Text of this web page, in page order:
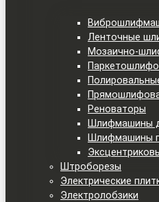
Ленточные
Мозаично-
Реноваторы
Шлифмашины
Шлифмашины
Штроборезы
Электрические
Электролобзики